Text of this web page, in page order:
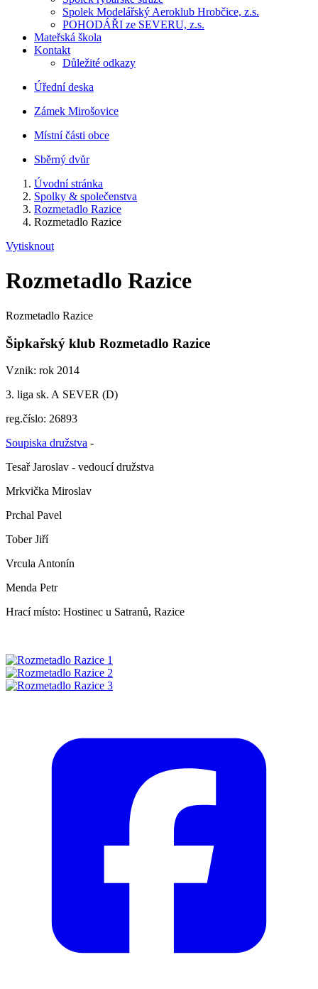
Spolek Modelářský Aeroklub Hrobčice, z.s.
POHODÁŘI ze SEVERU, z.s.
Mateřská škola
Kontakt
Důležité odkazy
Úřední deska
Zámek Mirošovice
Místní části obce
Sběrný dvůr
Úvodní stránka
Spolky & společenstva
Rozmetadlo Razice
Rozmetadlo Razice
Vytisknout
Rozmetadlo Razice
Rozmetadlo Razice
Šipkařský klub Rozmetadlo Razice
Vznik: rok 2014
3. liga sk. A SEVER (D)
reg.číslo: 26893
Soupiska družstva -
Tesař Jaroslav - vedoucí družstva
Mrkvička Miroslav
Prchal Pavel
Tober Jiří
Vrcula Antonín
Menda Petr
Hrací místo: Hostinec u Satranů, Razice